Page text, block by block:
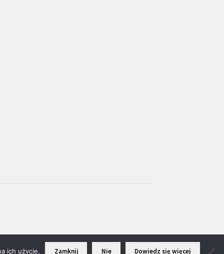
ich użycie. Zamknij Nie Dowiedz się więcej